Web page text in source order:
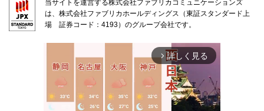
当サイトを運営する株式会社ファブリカコミュニケーションズ
は、株式会社ファブリカホールディングス（東証スタンダード上
場 証券コード：4193）のグループ会社です。
arrow_forward_ios 詳しく見る